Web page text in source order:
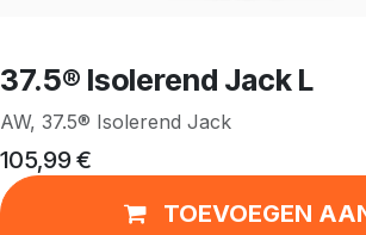
37.5® Isolerend Jack L
AW, 37.5® Isolerend Jack
105,99€
TOEVOEGEN